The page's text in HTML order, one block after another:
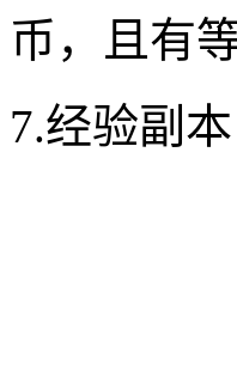
币，且有
7.经验副本